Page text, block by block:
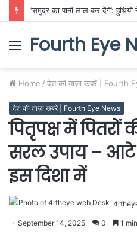
Menu
Fourth Eye
Home / देश की ताज़ा खबरें | Fourth
देश की ताज़ा खबरें | Fourth Eye News
पितृपक्ष में पितरों
सरल उपाय –
इस दिशा में
September 14, 2025 0 1